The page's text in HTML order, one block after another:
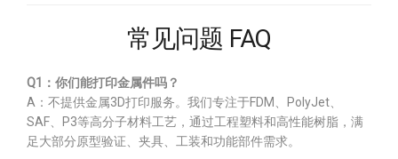
常见问题 FAQ
Q1：你们能打印金属件吗？
A：不提供金属3D打印服务。我们专注于FDM、PolyJet、
SAF、P3等高分子材料工艺，通过工程塑料和高性能树脂，满
足大部分原型验证、夹具、工装和功能部件需求。